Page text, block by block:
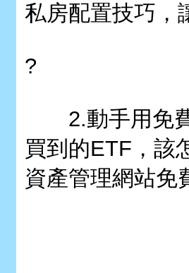
私房配置技巧，
?
2.動手用免費
買到的ETF，該
資產管理網站免